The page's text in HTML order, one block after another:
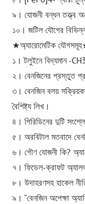
৯। যোজনী বন্ধন তত্ত্ব
১০। জটিল যৌগের
★অ্যারোমেটিক
১। টলুইনে বিদ্যমান -
২। বেনজিনের প্রস্তুত
৩। বেনজিন বলয়
বৈশিষ্ট্য লিখ।
৪। পিরিডিনের দুটি
৫। অরবিটাল মতবাদে
৬। গৌণ যোজনী কি?
৭। ফিডেল-ক্রাফট
৮। উদাহরণসহ হাকেল
৯। “বেনজিন অপেক্ষা